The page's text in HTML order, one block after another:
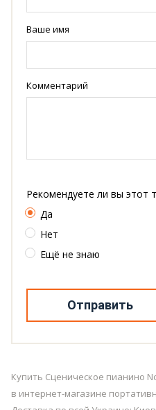
Ваше имя
Комментарий
Рекомендуете ли вы этот
Да
Нет
Ещё не знаю
Отправить
Купить Сценическое пианино
в интернет-магазине